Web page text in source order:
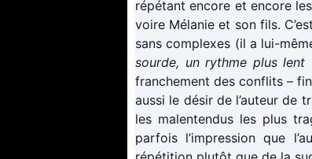
répétant encore et encore
voire Mélanie et son fils.
sans complexes (il a lui-
sourde, un rythme plus lent
franchement des conflits –
aussi le désir de l’auteur de
les malentendus les plus
parfois l’impression que